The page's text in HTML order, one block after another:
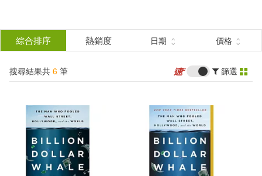
結
分類 (單選)
所有商品(6) 圖書(5)
電子書(1)
綜合排序 熱銷度 日期 價格
搜尋結果共 6 筆 篩選